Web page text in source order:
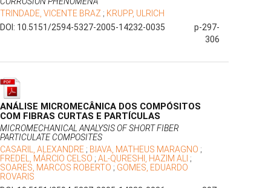
TRINDADE, VICENTE BRAZ ; KRUPP, ULRICH
DOI: 10.5151/2594-5327-2005-14232-0035
p-297-
306
ANÁLISE MICROMECÂNICA DOS COMPÓSITOS
COM FIBRAS CURTAS E PARTÍCULAS
MICROMECHANICAL ANALYSIS OF SHORT FIBER
PARTICULATE COMPOSITES
CASARIL, ALEXANDRE ; BIAVA, MATHEUS MARAGNO ;
FREDEL, MÁRCIO CELSO ; AL-QURESHI, HAZIM ALI ;
SOARES, MARCOS ROBERTO ; GOMES, EDUARDO
ROVARIS